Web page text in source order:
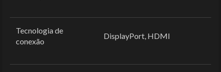
Tecnologia de
conexão
‎DisplayPort, HDMI